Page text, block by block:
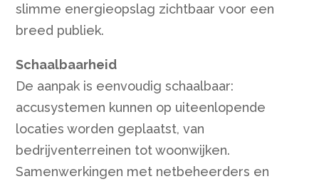
slimme energieopslag zichtbaar voor een
breed publiek.
Schaalbaarheid
De aanpak is eenvoudig schaalbaar:
accusystemen kunnen op uiteenlopende
locaties worden geplaatst, van
bedrijventerreinen tot woonwijken.
Samenwerkingen met netbeheerders en